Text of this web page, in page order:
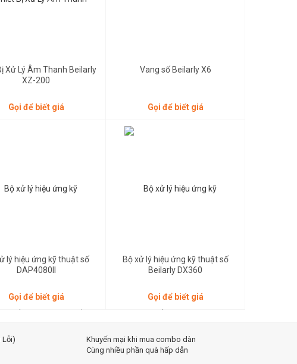
Xử Lý Âm Thanh Beilarly
XZ-200
Gọi để biết giá
Vang số Beilarly X6
Gọi để biết giá
lý hiệu ứng kỹ thuật số
DAP4080II
Gọi để biết giá
Bộ xử lý hiệu ứng kỹ thuật số
Beilarly DX360
Gọi để biết giá
Lỗi)
Khuyến mại khi mua combo dàn
Cùng nhiều phần quà hấp dẫn